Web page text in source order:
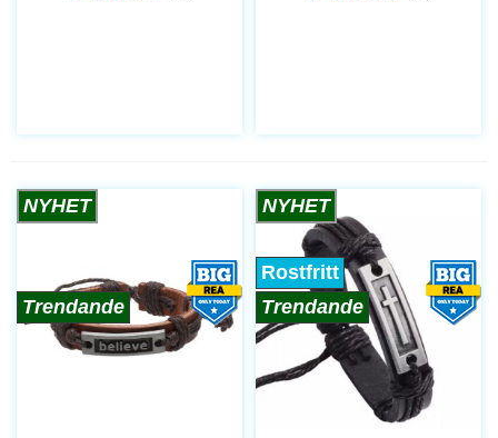
NYHET
Trendande
Rostfritt
NYHET
Trendande